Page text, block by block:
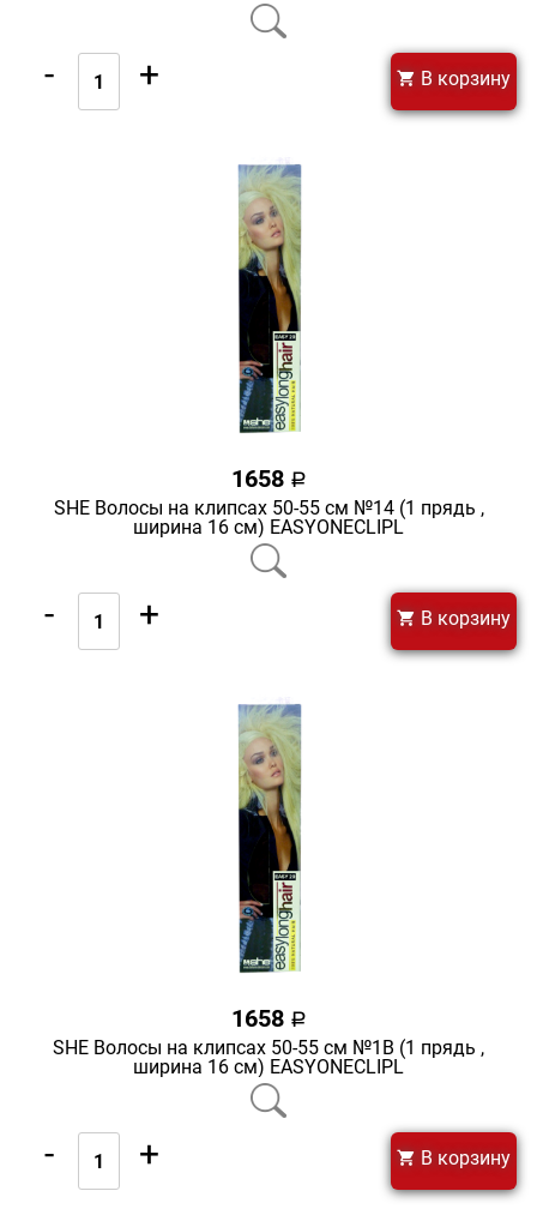
- + В корзину
1658 a
SHE Волосы на клипсах 50-55 см №14 (1 прядь ,
ширина 16 см) EASYONECLIPL
- + В корзину
1658 a
SHE Волосы на клипсах 50-55 см №1В (1 прядь ,
ширина 16 см) EASYONECLIPL
- + В корзину